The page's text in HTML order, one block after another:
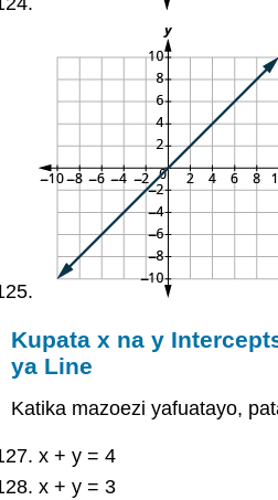
Kupata x na y
ya Line
Katika mazoezi yafuatayo,
x + y = 4
x + y = 3